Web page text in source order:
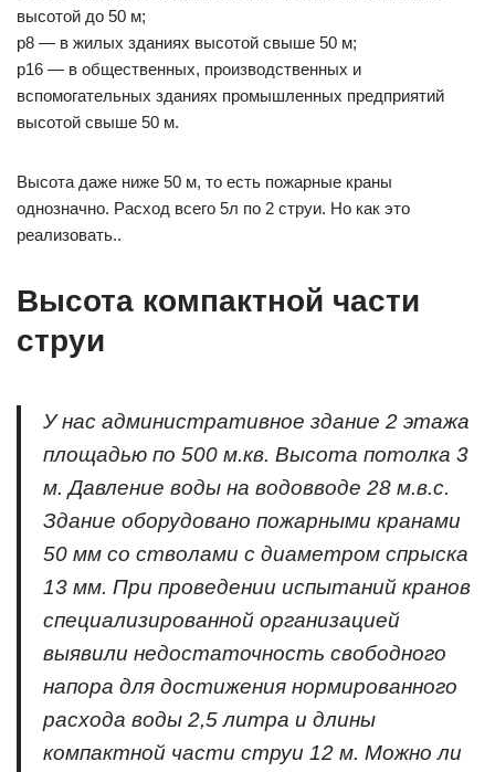
высотой до 50 м;
p8 — в жилых зданиях высотой свыше 50 м;
p16 — в общественных, производственных и
вспомогательных зданиях промышленных предприятий
высотой свыше 50 м.
Высота даже ниже 50 м, то есть пожарные краны
однозначно. Расход всего 5л по 2 струи. Но как это
реализовать..
Высота компактной части
струи
У нас административное здание 2 этажа
площадью по 500 м.кв. Высота потолка 3
м. Давление воды на водовводе 28 м.в.с.
Здание оборудовано пожарными кранами
50 мм со стволами с диаметром спрыска
13 мм. При проведении испытаний кранов
специализированной организацией
выявили недостаточность свободного
напора для достижения нормированного
расхода воды 2,5 литра и длины
компактной части струи 12 м. Можно ли